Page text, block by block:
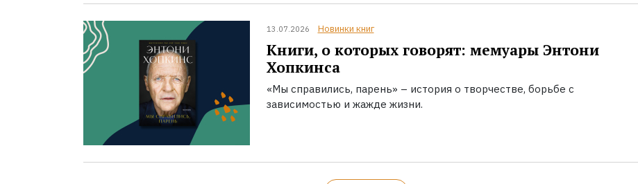
13.07.2026 Новинки книг
Книги, о которых говорят: мемуары Энтони
Хопкинса
«Мы справились, парень» – история о творчестве, борьбе с
зависимостью и жажде жизни.